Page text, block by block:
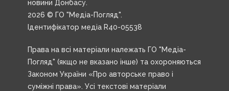
новини Донбасу.
2026 © ГО "Медіа-Погляд".
Ідентифікатор медіа R40-05538
Права на всі матеріали належать ГО "Медіа-
Погляд" (якщо не вказано інше) та охороняються
Законом України «Про авторське право і
суміжні права». Усі текстові матеріали